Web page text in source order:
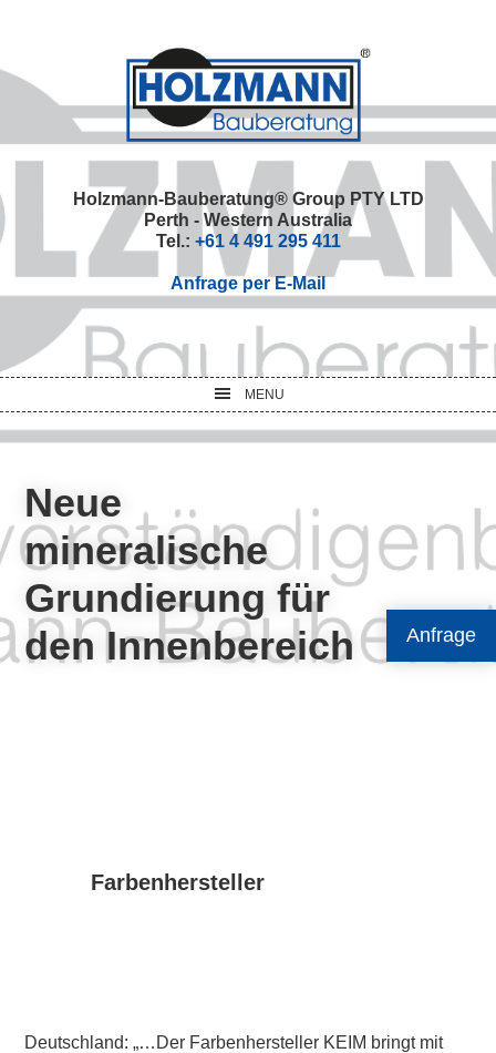
Anfrage
primary
navigation
main
content
primary
sidebar
footer
Holzmann-Bauberatung® Group PTY LTD
Perth - Western Australia
Tel.: +61 4 491 295 411
Anfrage per E-Mail
MENU
Neue
mineralische
Grundierung für
den Innenbereich
Farbenhersteller
Deutschland: „…Der Farbenhersteller KEIM bringt mit